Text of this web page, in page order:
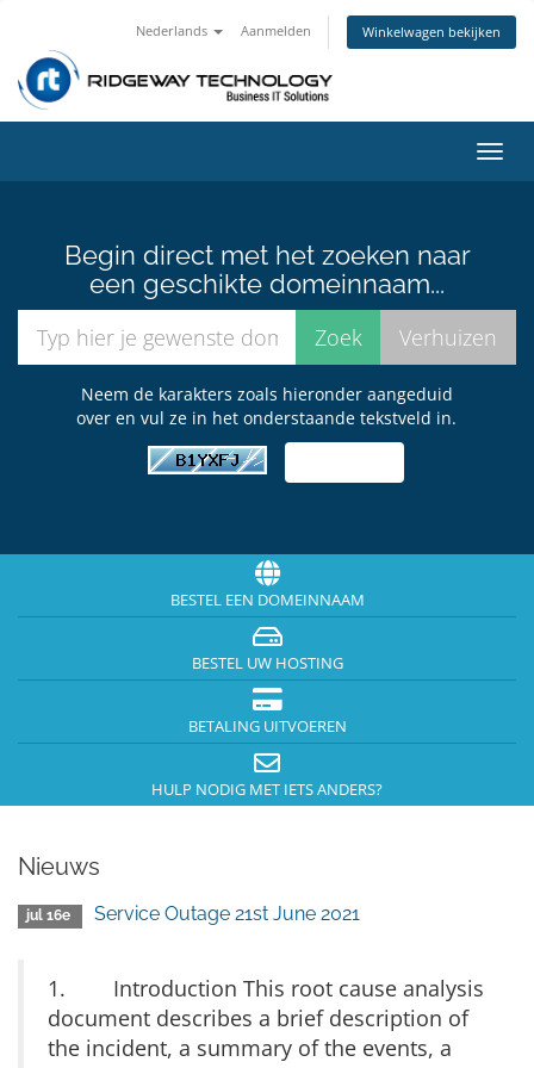
Nederlands Aanmelden Winkelwagen bekijken
in-/
Begin direct met het zoeken naar
een geschikte domeinnaam...
Neem de karakters zoals hieronder aangeduid
over en vul ze in het onderstaande tekstveld in.
BESTEL EEN DOMEINNAAM
BESTEL UW HOSTING
BETALING UITVOEREN
HULP NODIG MET IETS ANDERS?
Nieuws
jul 16e Service Outage 21st June 2021
1. Introduction This root cause analysis
document describes a brief description of
the incident, a summary of the events, a